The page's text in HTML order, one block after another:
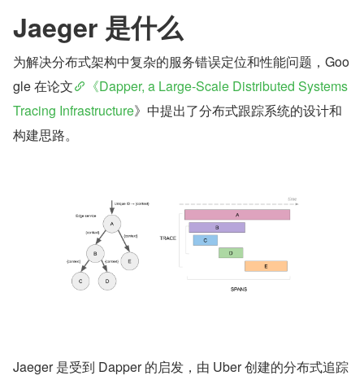
Jaeger 是什么
为解决分布式架构中复杂的服务错误定位和性能问题，Goo
gle 在论文
《Dapper, a Large-Scale Distributed Systems
Tracing Infrastructure》中提出了分布式跟踪系统的设计和
构建思路。
Jaeger 是受到 Dapper 的启发，由 Uber 创建的分布式追踪